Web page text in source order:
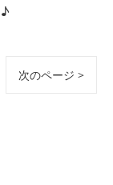
次のページ >